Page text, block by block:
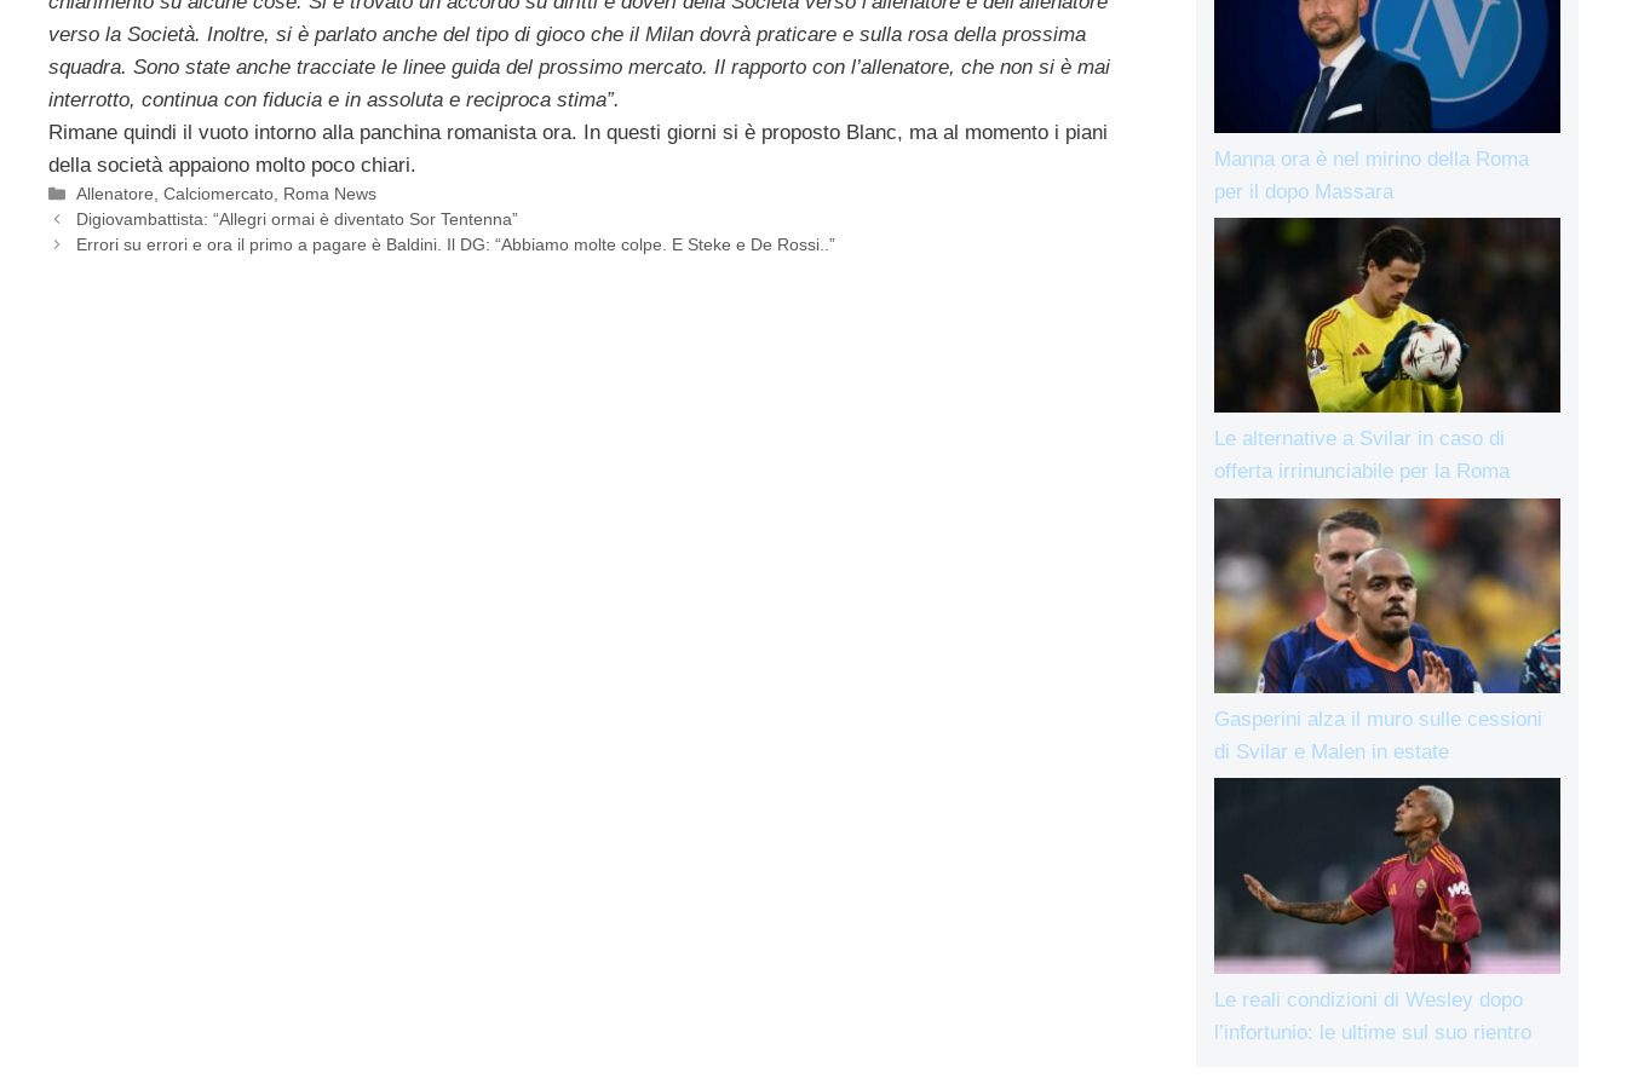
verso la Società. Inoltre, si è parlato anche del tipo di gioco che il Milan dovrà praticare e sulla rosa della prossima
squadra. Sono state anche tracciate le linee guida del prossimo mercato. Il rapporto con l’allenatore, che non si è mai
interrotto, continua con fiducia e in assoluta e reciproca stima”.
Rimane quindi il vuoto intorno alla panchina romanista ora. In questi giorni si è proposto Blanc, ma al momento i piani
della società appaiono molto poco chiari.
Categorie
Allenatore,Calciomercato, Roma News
Digiovambattista: “Allegri ormai è diventato Sor Tentenna”
Errori su errori e ora il primo a pagare è Baldini. Il DG: “Abbiamo molte colpe. E Steke e De Rossi..”
Manna ora è nel mirino della Roma
per il dopo Massara
Le alternative a Svilar in caso di
offerta irrinunciabile per la Roma
Gasperini alza il muro sulle cessioni
di Svilar e Malen in estate
Le reali condizioni di Wesley dopo
l’infortunio: le ultime sul suo rientro